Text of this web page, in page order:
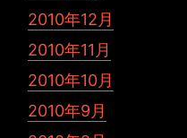
2010年12月
2010年11月
2010年10月
2010年9月